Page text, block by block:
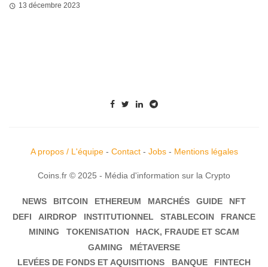
13 décembre 2023
A propos / L'équipe- Contact- Jobs- Mentions légales
Coins.fr © 2025 - Média d'information sur la Crypto
NEWS BITCOIN ETHEREUM MARCHÉS GUIDE
NFT
DEFI
AIRDROP INSTITUTIONNEL STABLECOIN
FRANCE
MINING
TOKENISATION
HACK, FRAUDE ET SCAM
GAMING
MÉTAVERSE
LEVÉES DE FONDS ET AQUISITIONS
BANQUE FINTECH